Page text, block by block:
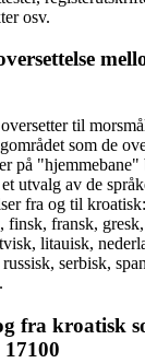
osv.
til
som de
på
utvalg av de
fra og til
finsk, fransk,
litauisk,
serbisk,
fra kroatisk